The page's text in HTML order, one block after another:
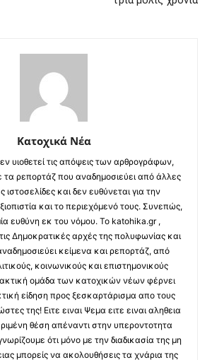
Κατοχικά Νέα
υιοθετεί τις απόψεις των αρθρογράφων,
τα ρεπορτάζ που αναδημοσιεύει από άλλες
ιστοσελίδες και δεν ευθύνεται για την
και το περιεχόμενό τους. Συνεπώς,
ευθύνη εκ του νόμου. Το katohika.gr ,
Δημοκρατικές αρχές της πολυφωνίας και
κείμενα και ρεπορτάζ, από
κοινωνικούς και επιστημονικούς
ομάδα των κατοχικών νέων φέρνει
είδηση προς ξεσκαρτάρισμα απο τους
της! Ειτε ειναι Ψεμα ειτε ειναι αληθεια
θέση απέναντι στην υπεροντοτητα
ότι μόνο με την διαδικασία της μη
μπορείς να ακολουθήσεις τα χνάρια της